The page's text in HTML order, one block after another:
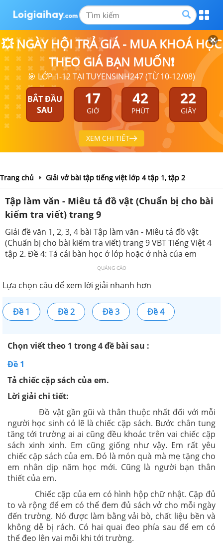
💥 NGÀY HỘI TRẢ GIÁ - MUA KHOÁ HỌC
THEO GIÁ BẠN MUỐN❗
🎯 LỚP 1-12 TẠI TUYENSINH247 (TỪ 10-12/08)
BẮT ĐẦU
SAU
17
GIỜ
42
PHÚT
21
GIÂY
XEM CHI TIẾT
Trang chủ Giải vở bài tập tiếng việt lớp 4 tập 1, tập 2
Tập làm văn - Miêu tả đồ vật (Chuẩn bị cho bài
kiểm tra viết) trang 9
Giải đề văn 1, 2, 3, 4 bài Tập làm văn - Miêu tả đồ vật
(Chuẩn bị cho bài kiểm tra viết) trang 9 VBT Tiếng Việt 4
tập 2. Đề 4: Tả cái bàn học ở lớp hoặc ở nhà của em
QUẢNG CÁO
Lựa chọn câu để xem lời giải nhanh hơn
Đề 1 Đề 2 Đề 3 Đề 4
Chọn viết theo 1 trong 4 đề bài sau :
Đề 1
Tả chiếc cặp sách của em.
Lời giải chi tiết:
Đồ vật gần gũi và thân thuộc nhất đối với mỗi
người học sinh có lẽ là chiếc cặp sách. Bước chân tung
tăng tới trường ai ai cũng đều khoác trên vai chiếc cặp
sách xinh xinh. Em cũng giống như vậy. Em rất yêu
chiếc cặp sách của em. Đó là món quà mà mẹ tặng cho
em nhân dịp năm học mới. Cũng là người bạn thân
thiết của em.
Chiếc cặp của em có hình hộp chữ nhật. Cặp đủ
to và rộng để em có thể đem đủ sách vở cho mỗi ngày
đến trường. Nó được làm bằng vải bò, chất liệu bền và
không dễ bị rách. Có hai quai đeo phía sau để em có
thể đeo lên vai mỗi khi tới trường.